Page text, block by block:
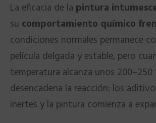
La eficacia de la pintura
su comportamiento químico
condiciones normales permanece
película delgada y estable, pero
temperatura alcanza unos 200–250
desencadena la reacción: los
inertes y la pintura comienza a